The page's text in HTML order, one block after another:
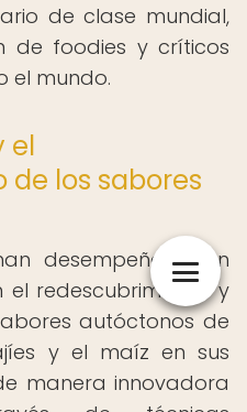
de clase mundial,
de foodies y críticos
el mundo.
el
los sabores
desempeñado un
redescubrimiento y
autóctonos de
y el maíz en sus
manera innovadora